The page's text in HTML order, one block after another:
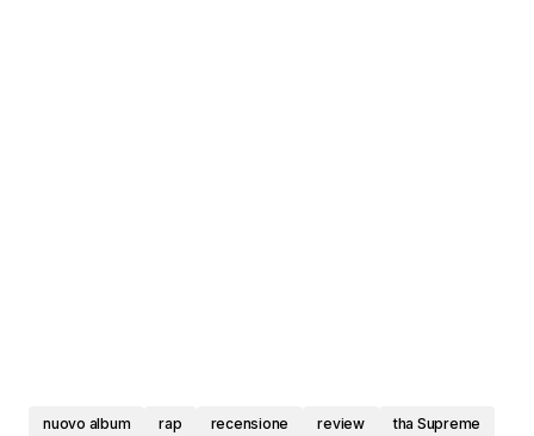
nuovo album rap recensione review tha Supreme